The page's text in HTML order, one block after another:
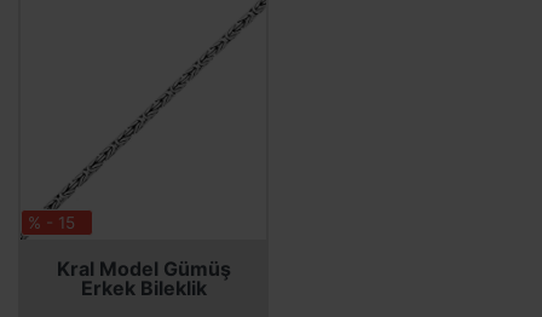
% - 15
Kral Model Gümüş
Erkek Bileklik
SEPETE EKLE